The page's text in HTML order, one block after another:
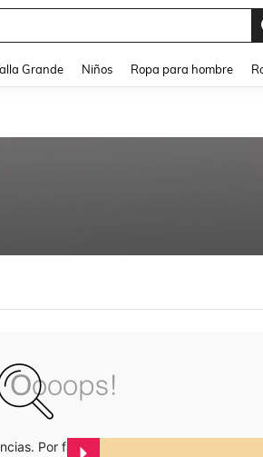
Grande Niños Ropa para hombre
Por favor inténtalo de nuevo.